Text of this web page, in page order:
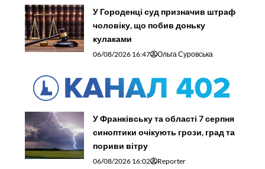
У Городенці суд призначив штраф
чоловіку, що побив доньку
кулаками
06/08/2026 16:47 Ольга Суровська
У Франківську та області 7 серпня
синоптики очікують грози, град та
пориви вітру
06/08/2026 16:02 Reporter